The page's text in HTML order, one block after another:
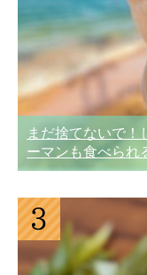
まだ捨てないで！
ーマンも食べられ